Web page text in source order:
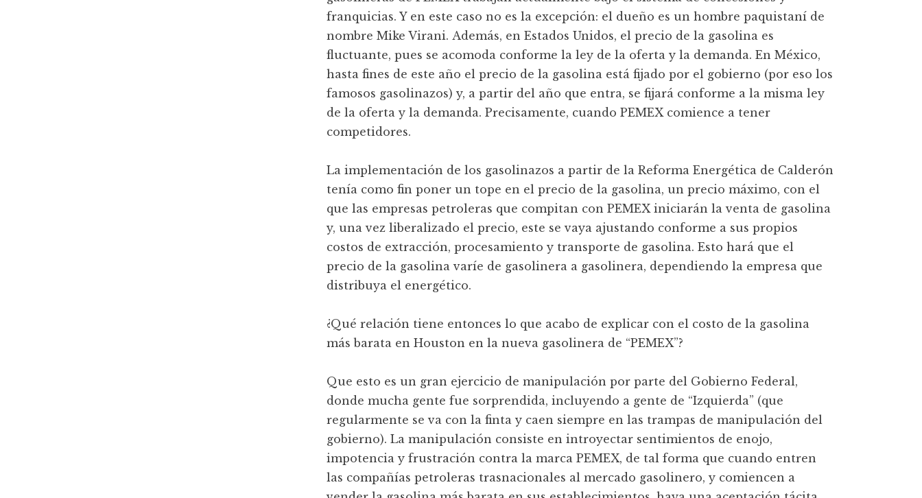
franquicias. Y en este caso no es la excepción: el dueño es un hombre paquistaní de
nombre Mike Virani. Además, en Estados Unidos, el precio de la gasolina es
fluctuante, pues se acomoda conforme la ley de la oferta y la demanda. En México,
hasta fines de este año el precio de la gasolina está fijado por el gobierno (por eso los
famosos gasolinazos) y, a partir del año que entra, se fijará conforme a la misma ley
de la oferta y la demanda. Precisamente, cuando PEMEX comience a tener
competidores.
La implementación de los gasolinazos a partir de la Reforma Energética de Calderón
tenía como fin poner un tope en el precio de la gasolina, un precio máximo, con el
que las empresas petroleras que compitan con PEMEX iniciarán la venta de gasolina
y, una vez liberalizado el precio, este se vaya ajustando conforme a sus propios
costos de extracción, procesamiento y transporte de gasolina. Esto hará que el
precio de la gasolina varíe de gasolinera a gasolinera, dependiendo la empresa que
distribuya el energético.
¿Qué relación tiene entonces lo que acabo de explicar con el costo de la gasolina
más barata en Houston en la nueva gasolinera de “PEMEX”?
Que esto es un gran ejercicio de manipulación por parte del Gobierno Federal,
donde mucha gente fue sorprendida, incluyendo a gente de “Izquierda” (que
regularmente se va con la finta y caen siempre en las trampas de manipulación del
gobierno). La manipulación consiste en introyectar sentimientos de enojo,
impotencia y frustración contra la marca PEMEX, de tal forma que cuando entren
las compañías petroleras trasnacionales al mercado gasolinero, y comiencen a